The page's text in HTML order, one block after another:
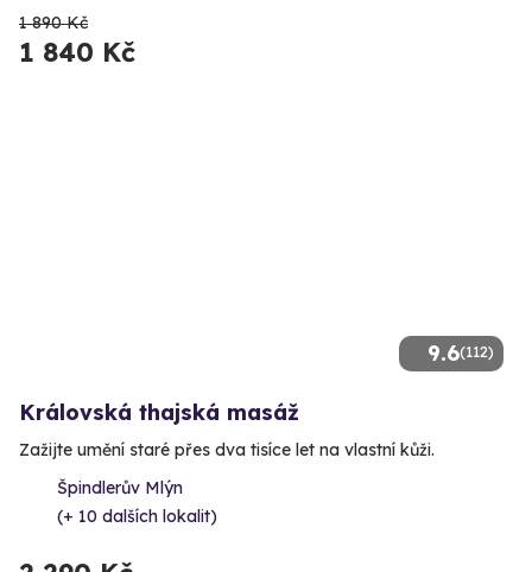
1 890 Kč
1 840 Kč
9.6(112)
Královská thajská masáž
Zažijte umění staré přes dva tisíce let na vlastní kůži.
Špindlerův Mlýn
(+ 10 dalších lokalit)